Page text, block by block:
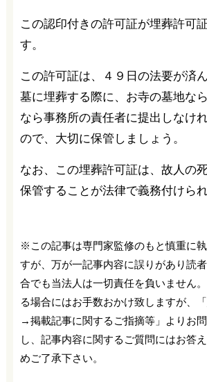
この認印付きの許可証が埋葬許可
す。
この許可証は、４９日の法要が済
墓に埋葬する際に、お寺の墓地な
なら事務所の責任者に提出しなけ
ので、大切に保管しましょう。
なお、この埋葬許可証は、故人の
保管することが法律で義務付けられ
※この記事は専門家監修のもと慎重に
すが、万が一記事内容に誤りがあり読
合でも当法人は一切責任を負いません
る場合にはお手数おかけ致しますが、「
→掲載記事に関するご指摘等」よりお
し、記事内容に関するご質問にはお答
めご了承下さい。